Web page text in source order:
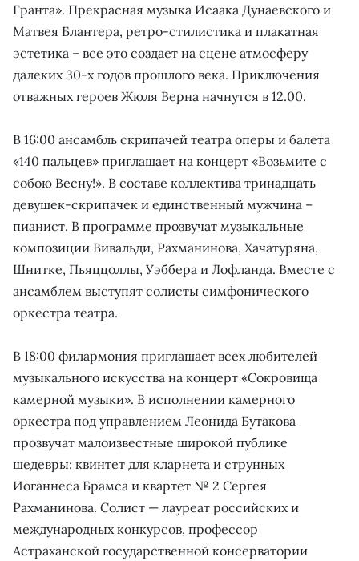
Гранта». Прекрасная музыка Исаака Дунаевского и
Матвея Блантера, ретро-стилистика и плакатная
эстетика – все это создает на сцене атмосферу
далеких 30-х годов прошлого века. Приключения
отважных героев Жюля Верна начнутся в 12.00.
В 16:00 ансамбль скрипачей театра оперы и балета
«140 пальцев» приглашает на концерт «Возьмите с
собою Весну!». В составе коллектива тринадцать
девушек-скрипачек и единственный мужчина –
пианист. В программе прозвучат музыкальные
композиции Вивальди, Рахманинова, Хачатуряна,
Шнитке, Пьяццоллы, Уэббера и Лофланда. Вместе с
ансамблем выступят солисты симфонического
оркестра театра.
В 18:00 филармония приглашает всех любителей
музыкального искусства на концерт «Сокровища
камерной музыки». В исполнении камерного
оркестра под управлением Леонида Бутакова
прозвучат малоизвестные широкой публике
шедевры: квинтет для кларнета и струнных
Иоганнеса Брамса и квартет № 2 Сергея
Рахманинова. Солист — лауреат российских и
международных конкурсов, профессор
Астраханской государственной консерватории